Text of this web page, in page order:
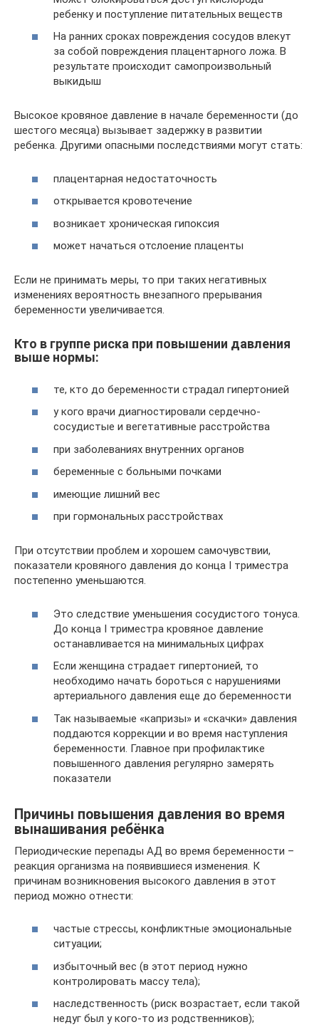
ребенку и поступление питательных веществ
На ранних сроках повреждения сосудов влекут
за собой повреждения плацентарного ложа. В
результате происходит самопроизвольный
выкидыш
Высокое кровяное давление в начале беременности (до
шестого месяца) вызывает задержку в развитии
ребенка. Другими опасными последствиями могут стать:
плацентарная недостаточность
открывается кровотечение
возникает хроническая гипоксия
может начаться отслоение плаценты
Если не принимать меры, то при таких негативных
изменениях вероятность внезапного прерывания
беременности увеличивается.
Кто в группе риска при повышении давления
выше нормы:
те, кто до беременности страдал гипертонией
у кого врачи диагностировали сердечно-
сосудистые и вегетативные расстройства
при заболеваниях внутренних органов
беременные с больными почками
имеющие лишний вес
при гормональных расстройствах
При отсутствии проблем и хорошем самочувствии,
показатели кровяного давления до конца I триместра
постепенно уменьшаются.
Это следствие уменьшения сосудистого тонуса.
До конца I триместра кровяное давление
останавливается на минимальных цифрах
Если женщина страдает гипертонией, то
необходимо начать бороться с нарушениями
артериального давления еще до беременности
Так называемые «капризы» и «скачки» давления
поддаются коррекции и во время наступления
беременности. Главное при профилактике
повышенного давления регулярно замерять
показатели
Причины повышения давления во время
вынашивания ребёнка
Периодические перепады АД во время беременности –
реакция организма на появившиеся изменения. К
причинам возникновения высокого давления в этот
период можно отнести:
частые стрессы, конфликтные эмоциональные
ситуации;
избыточный вес (в этот период нужно
контролировать массу тела);
наследственность (риск возрастает, если такой
недуг был у кого-то из родственников);